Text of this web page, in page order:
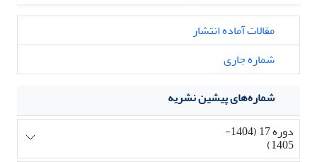
مقالات آماده انتشار
شماره جاری
شماره‌های پیشین نشریه
دوره 17 (1404-
1405)